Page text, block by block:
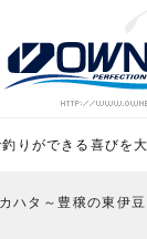
釣りができる喜び
ハタ～豊穣の東伊